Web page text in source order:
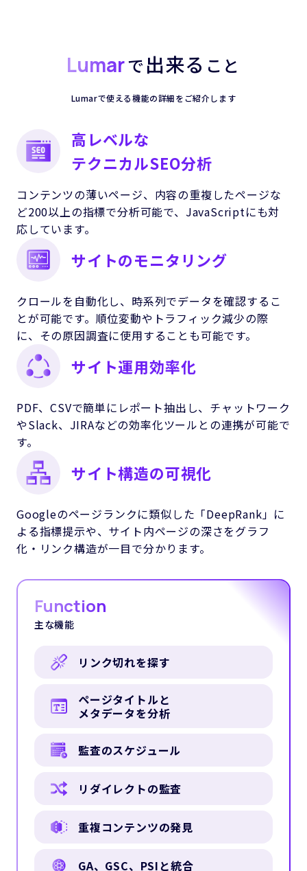
Lumarで出来る こと
Lumarで使える機能の詳細をご紹介します
高レベルな
テクニカルSEO分析
コンテンツの薄いページ、内容の重複したページな
ど200以上の指標で分析可能で、JavaScriptにも対
応しています。
サイトのモニタリング
クロールを自動化し、時系列でデータを確認するこ
とが可能です。順位変動やトラフィック減少の際
に、その原因調査に使用することも可能です。
サイト運用効率化
PDF、CSVで簡単にレポート抽出し、チャットワーク
やSlack、JIRAなどの効率化ツールとの連携が可能で
す。
サイト構造の可視化
Googleのページランクに類似した「DeepRank」に
よる指標提示や、サイト内ページの深さをグラフ
化・リンク構造が一目で分かります。
Function
主な機能
リンク切れを探す
ページタイトルと
メタデータを分析
監査のスケジュール
リダイレクトの監査
重複コンテンツの発見
GA、GSC、PSIと統合